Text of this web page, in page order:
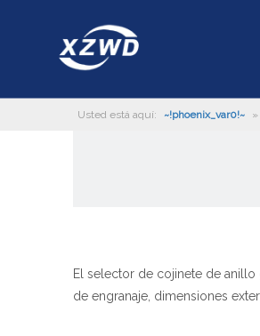
Usted está aquí: ~!phoenix_var0!~ »
El selector de cojinete de
de engranaje, dimensiones